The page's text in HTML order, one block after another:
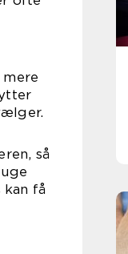
så
få